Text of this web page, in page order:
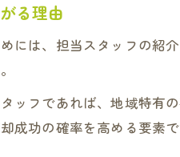
る理由
には、担当スタッフの紹
ッフであれば、地域特有
成功の確率を高める要素で